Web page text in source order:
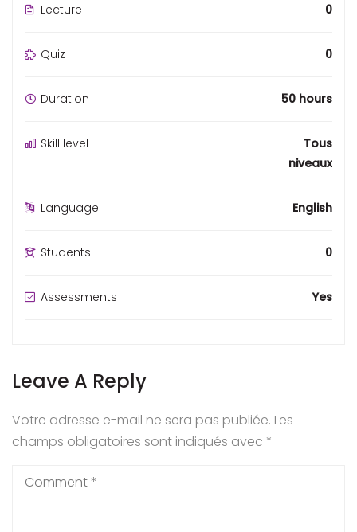
Lecture 0
Quiz 0
Duration 50 hours
Skill level
Tous
niveaux
Language English
Students 0
Assessments Yes
Leave A Reply
Votre adresse e-mail ne sera pas publiée. Les
champs obligatoires sont indiqués avec *